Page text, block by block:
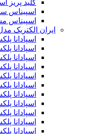
کلید پریز
اسپیناس
اسپیناس
ایران الکتریک
اسپادانا
اسپادانا
اسپادانا
اسپادانا
اسپادانا
اسپادانا
اسپادانا
اسپادانا
اسپادانا
اسپادانا
اسپادانا